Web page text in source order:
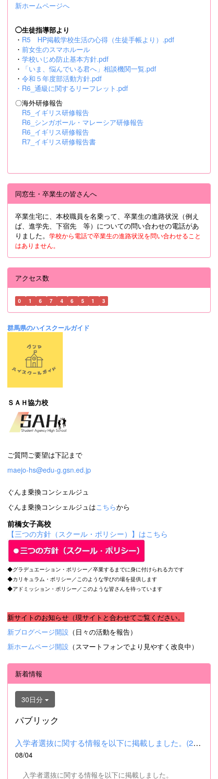
新ホームページへ
◯生徒指導部より
・ R5 HP掲載学校生活の心得（生徒手帳より）.pdf
・ 前女生のスマホルール
・ 学校いじめ防止基本方針.pdf
・
「いま、悩んでいる君へ」相談機関一覧.pdf
・ 令和５年度部活動方針.pdf
・ R6_通級に関するリーフレット.pdf
〇海外研修報告
R5_イギリス研修報告
R6_シンガポール・マレーシア研修報告
R6_イギリス研修報告
R7_イギリス研修報告書
同窓生・卒業生の皆さんへ
卒業生宅に、本校職員を名乗って、卒業生の進路状況（例え
ば、進学先、下宿先 等）についての問い合わせの電話があ
りました。 学校から電話で卒業生の進路状況を問い合わせること
はありません。
アクセス数
0 1 6 7 4 6 5 1 3
群馬県のハイスクールガイド
ＳＡＨ協力校
ご質問ご要望は下記まで
maejo-hs@edu-g.gsn.ed.jp
ぐんま乗換コンシェルジュ
ぐんま乗換コンシェルジュはこちらから
前橋女子高校
【三つの方針（スクール・ポリシー）】はこちら
◆グラデュエーション・ポリシー／卒業するまでに身に付けられる力です
◆カリキュラム・ポリシー／このような学びの場を提供します
◆アドミッション・ポリシー／このような皆さんを待っています
新サイトのお知らせ（現サイトと合わせてご覧ください。
新ブログページ開設 （日々の活動を報告）
新ホームページ開設 （スマートフォンでより見やすく改良中）
新着情報
30日分
パブリック
入学者選抜に関する情報を以下に掲載しました。(2026.8.4) ■令和...
08/04
入学者選抜に関する情報を以下に掲載しました。